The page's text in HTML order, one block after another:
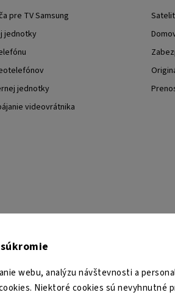
webu, analýzu návštevnosti a
Niektoré cookies sú nevyhnutné
pre TV Samsung
jednotky
jednotky
videovrátnika